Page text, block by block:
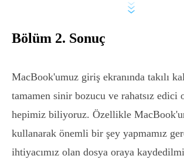
Bölüm 2. Sonuç
MacBook'umuz giriş ekranında takılı
tamamen sinir bozucu ve rahatsız edici
hepimiz biliyoruz. Özellikle
kullanarak önemli bir şey yapmamız
ihtiyacımız olan dosya oraya